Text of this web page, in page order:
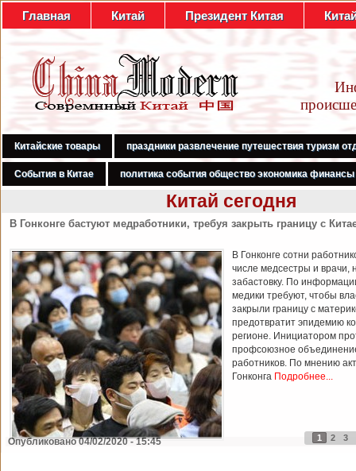
Главная Китай Президент Китая
Китайские товары праздники развлечение путешествия туризм
События в Китае политика события общество экономика финансы
Китай сегодня
В Гонконге бастуют медработники, требуя закрыть границу с
В Гонконге сотни
числе медсестры и врачи,
забастовку. По
медики требуют, чтобы
закрыли границу с
предотвратит эпидемию
регионе. Инициатором
профсоюзное
работников. По мнению
Гонконга Подробнее...
Опубликовано 04/02/2020 - 15:45 1 2 3